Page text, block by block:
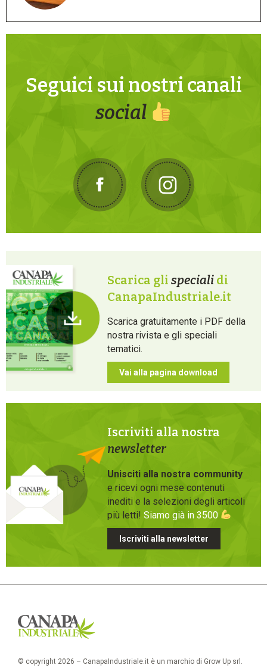
Seguici sui nostri canali
social
Scarica gli speciali di
CanapaIndustriale.it
Scarica gratuitamente i PDF della
nostra rivista e gli speciali
tematici.
Vai alla pagina download
Iscriviti alla nostra
newsletter
Unisciti alla nostra community
e ricevi ogni mese contenuti
inediti e la selezioni degli articoli
più letti! Siamo già in 3500
Iscriviti alla newsletter
© copyright 2026 – CanapaIndustriale.it è un marchio di Grow Up srl.